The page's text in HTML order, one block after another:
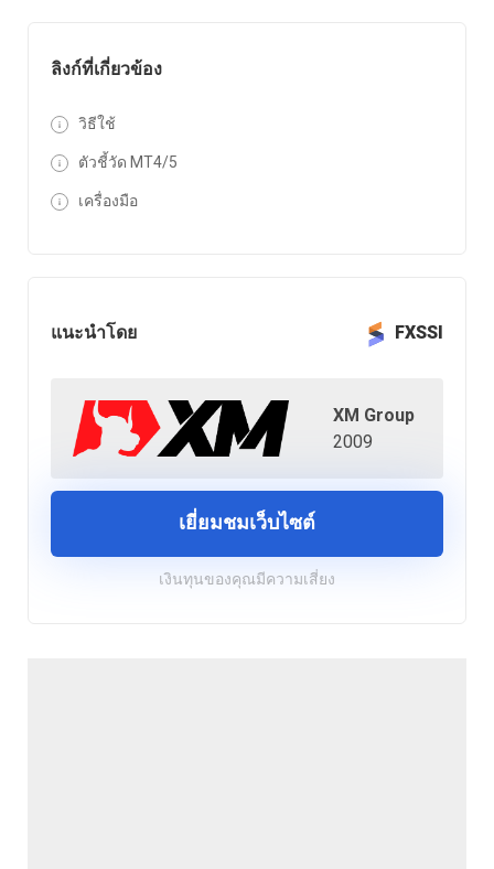
ลิงก์ที่เกี่ยวข้อง
วิธีใช้
ตัวชี้วัด MT4/5
เครื่องมือ
แนะนำโดย FXSSI
XM Group
2009
เยี่ยมชมเว็บไซต์
เงินทุนของคุณมีความเสี่ยง